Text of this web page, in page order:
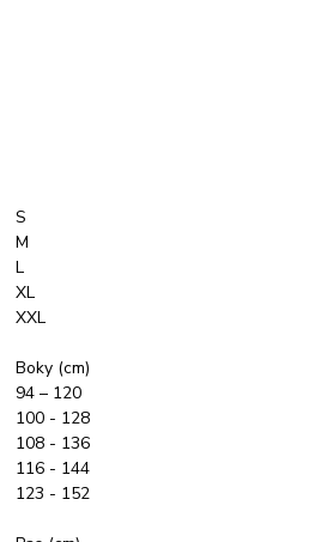
S
M
L
XL
XXL
Boky (cm)
94 – 120
100 - 128
108 - 136
116 - 144
123 - 152